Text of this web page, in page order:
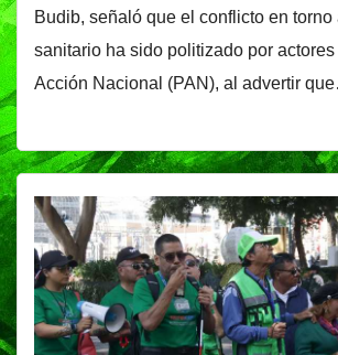
Budib, señaló que el conflicto en
sanitario ha sido politizado por
Acción Nacional (PAN), al advertir